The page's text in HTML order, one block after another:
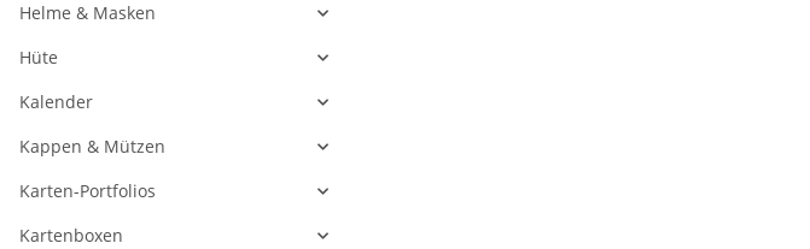
Helme & Masken
Hüte
Kalender
Kappen & Mützen
Karten-Portfolios
Kartenboxen